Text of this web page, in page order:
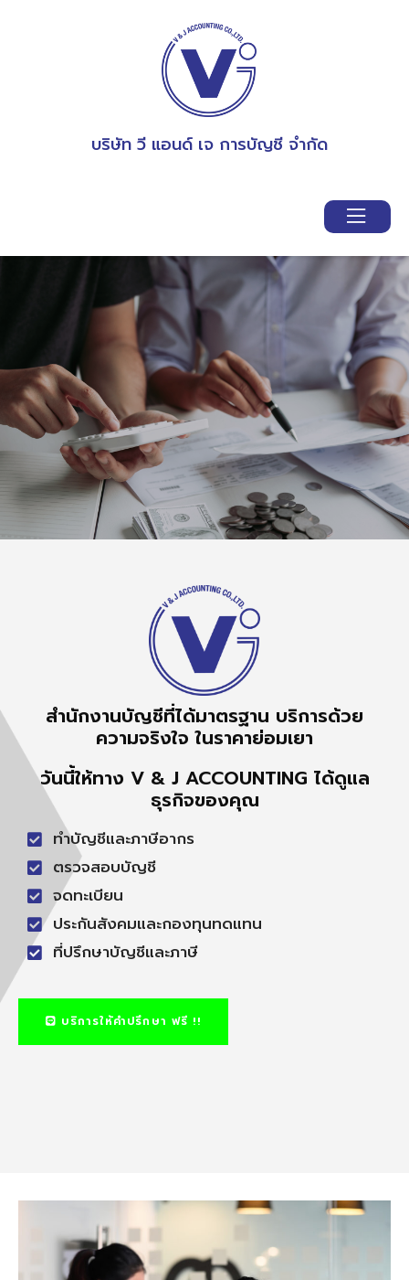
บริษัท วี แอนด์ เจ การบัญชี จำกัด
สำนักงานบัญชีที่ได้มาตรฐาน บริการด้วย
ความจริงใจ ในราคาย่อมเยา
วันนี้ให้ทาง V & J ACCOUNTING ได้ดูแล
ธุรกิจของคุณ
ทำบัญชีและภาษีอากร
ตรวจสอบบัญชี
จดทะเบียน
ประกันสังคมและกองทุนทดแทน
ที่ปรึกษาบัญชีและภาษี
บริการให้คำปรึกษา ฟรี !!